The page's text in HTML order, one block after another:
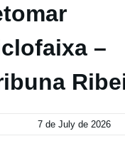
–
7 de July de 2026